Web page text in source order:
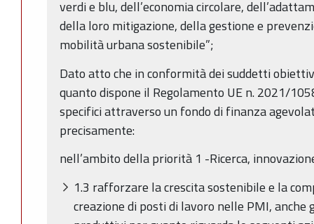
verdi e blu, dell’economia circolare,
della loro mitigazione, della gestione e
mobilità urbana sostenibile”;
Dato atto che in conformità dei suddetti
quanto dispone il Regolamento UE n. 2021/
specifici attraverso un fondo di finanza
precisamente:
nell’ambito della priorità 1 -Ricerca,
1.3 rafforzare la crescita sostenibile e la
creazione di posti di lavoro nelle PMI,